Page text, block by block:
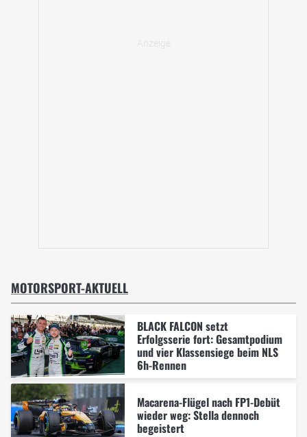
MOTORSPORT-AKTUELL
BLACK FALCON setzt
Erfolgsserie fort: Gesamtpodium
und vier Klassensiege beim NLS
6h-Rennen
Macarena-Flügel nach FP1-Debüt
wieder weg: Stella dennoch
begeistert